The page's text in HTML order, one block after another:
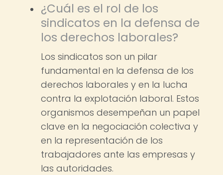
¿Cuál es el rol de los
sindicatos en la defensa de
los derechos laborales?
Los sindicatos son un pilar
fundamental en la defensa de los
derechos laborales y en la lucha
contra la explotación laboral. Estos
organismos desempeñan un papel
clave en la negociación colectiva y
en la representación de los
trabajadores ante las empresas y
las autoridades.